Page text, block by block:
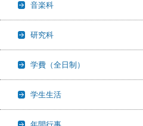
音楽科
研究科
学費（全日制）
学生生活